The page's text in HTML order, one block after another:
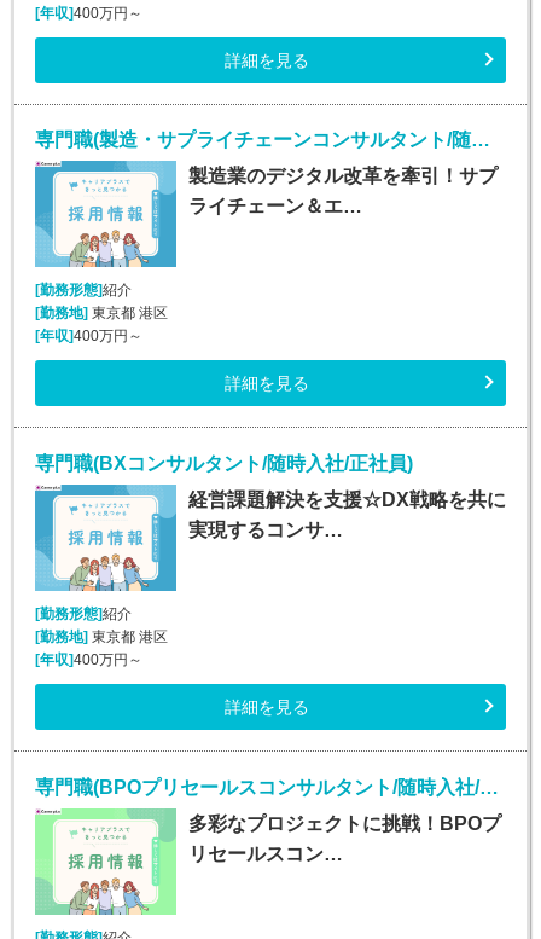
[年収]400万円～
詳細を見る
専門職(製造・サプライチェーンコンサルタント/随時入社/正社員)
製造業のデジタル改革を牽引！サプ
ライチェーン＆エ…
[勤務形態]紹介
[勤務地] 東京都 港区
[年収]400万円～
詳細を見る
専門職(BXコンサルタント/随時入社/正社員)
経営課題解決を支援☆DX戦略を共に
実現するコンサ…
[勤務形態]紹介
[勤務地] 東京都 港区
[年収]400万円～
詳細を見る
専門職(BPOプリセールスコンサルタント/随時入社/正社員)
多彩なプロジェクトに挑戦！BPOプ
リセールスコン…